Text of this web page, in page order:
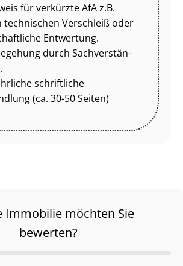
für verkürzte AfA z.B.
technischen Verschleiß oder
Entwertung.
durch Sach­ver­stän­
schriftliche
(ca. 30-50 Seiten)
Immobilie möchten Sie
bewerten?